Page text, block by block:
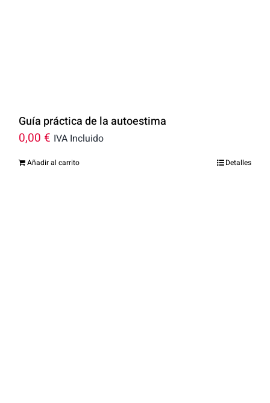
Guía práctica de la autoestima
0,00 € IVA Incluido
Añadir al carrito Detalles